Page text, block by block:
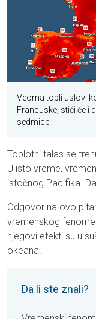
Veoma topli uslovi
Francuske, stići će i
sedmice.
Toplotni talas se
U isto vreme,
istočnog Pacifika.
Odgovor na ovo
vremenskog
njegovi efekti su u
okeana.
Da li ste znali?